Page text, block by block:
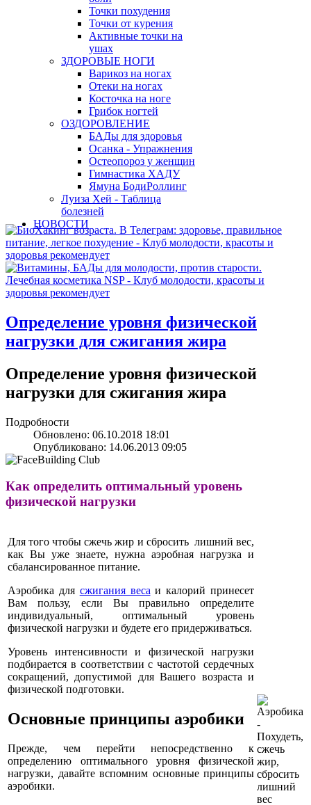
Точки похудения
Точки от курения
Активные точки на
ушах
ЗДОРОВЫЕ НОГИ
Варикоз на ногах
Отеки на ногах
Косточка на ноге
Грибок ногтей
ОЗДОРОВЛЕНИЕ
БАДы для здоровья
Осанка - Упражнения
Остеопороз у женщин
Гимнастика ХАДУ
Ямуна БодиРоллинг
Луиза Хей - Таблица
болезней
НОВОСТИ
Определение уровня физической
нагрузки для сжигания жира
Определение уровня физической
нагрузки для сжигания жира
Подробности
Обновлено: 06.10.2018 18:01
Опубликовано: 14.06.2013 09:05
Как определить оптимальный уровень
физической нагрузки
Для того чтобы сжечь жир и сбросить лишний вес,
как Вы уже знаете, нужна аэробная нагрузка и
сбалансированное питание.
Аэробика для сжигания веса и калорий принесет
Вам пользу, если Вы правильно определите
индивидуальный, оптимальный уровень
физической нагрузки и будете его придерживаться.
Уровень интенсивности и физической нагрузки
подбирается в соответствии с частотой сердечных
сокращений, допустимой для Вашего возраста и
физической подготовки.
Основные принципы аэробики
Прежде, чем перейти непосредственно к
определению оптимального уровня физической
нагрузки, давайте вспомним основные принципы
аэробики.